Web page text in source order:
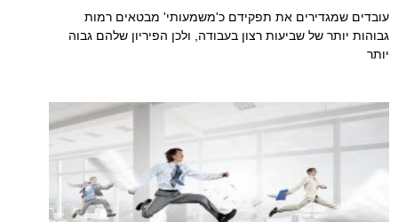
עובדים שמגדירים את תפקידם כ'משמעותי' מבטאים רמות
גבוהות יותר של שביעות רצון בעבודה, ולכן הפיריון שלהם גבוה
יותר